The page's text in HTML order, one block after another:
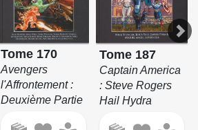
Tome 170
Avengers
l'Affrontement :
Deuxième Partie
Tome 187
Captain America
: Steve Rogers
Hail Hydra